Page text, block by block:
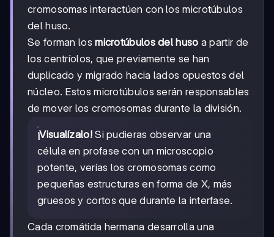
cromosomas interactúen con los microtúbulos
del huso.
Se forman losmicrotúbulos del huso a partir de
los centríolos, que previamente se han
duplicado y migrado hacia lados opuestos del
núcleo. Estos microtúbulos serán responsables
de mover los cromosomas durante la división.
¡Visualízalo!Si pudieras observar una
célula en profase con un microscopio
potente, verías los cromosomas como
pequeñas estructuras en forma de X, más
gruesos y cortos que durante la interfase.
Cada cromátida hermana desarrolla una